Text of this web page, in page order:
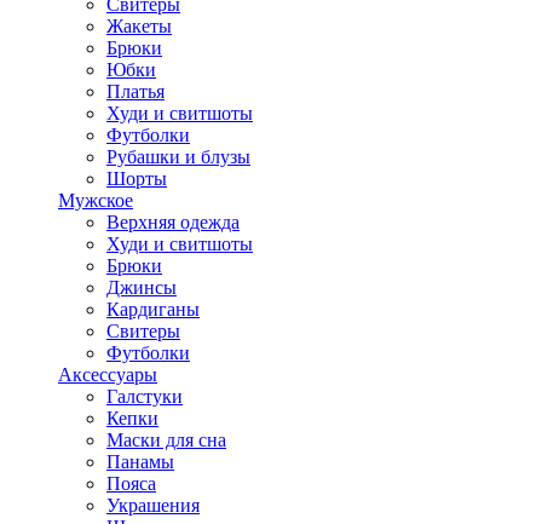
Свитеры
Жакеты
Брюки
Юбки
Платья
Худи и свитшоты
Футболки
Рубашки и блузы
Шорты
Мужское
Верхняя одежда
Худи и свитшоты
Брюки
Джинсы
Кардиганы
Свитеры
Футболки
Аксессуары
Галстуки
Кепки
Маски для сна
Панамы
Пояса
Украшения